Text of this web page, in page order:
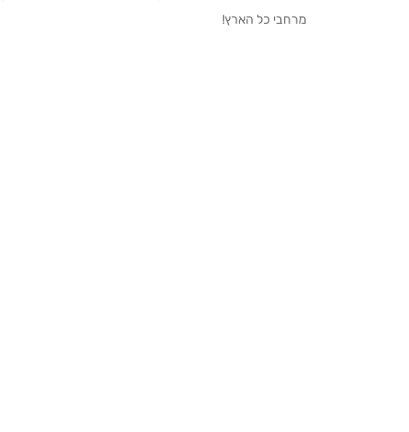
מרחבי כל הארץ!